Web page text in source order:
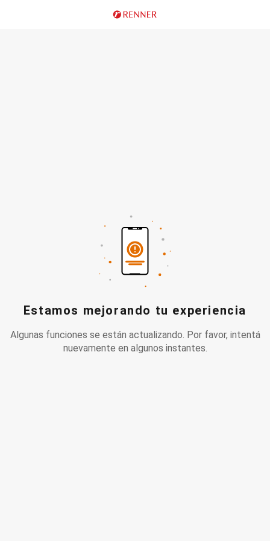
Estamos mejorando tu experiencia
Algunas funciones se están actualizando. Por favor, intentá
nuevamente en algunos instantes.